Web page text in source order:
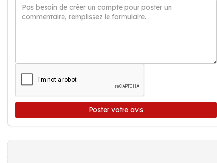
Poster votre avis